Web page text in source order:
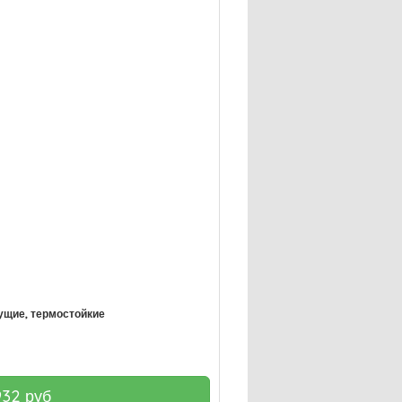
термостойкие
руб